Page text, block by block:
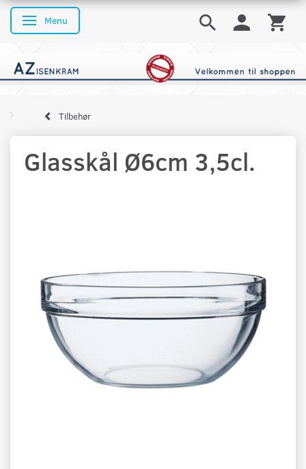
Skifte navigation
Menu
Tilbehør
Glasskål Ø6cm 3,5cl.